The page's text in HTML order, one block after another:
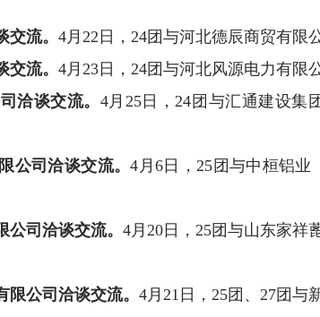
交流。4月22 日，24团与河北德辰商贸有限
交流。4月23 日，24团与河北风源电力有限
洽谈交流。 4月 25日，24 团与汇通建设集
公司洽谈交流。4 月6 日，25 团与中桓铝业
公司洽谈交流。4月20 日，25团与山东家祥
限公司洽谈交流。4月21 日，25团、27团与